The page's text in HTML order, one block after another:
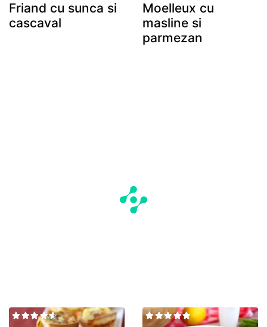
Friand cu sunca si
cascaval
Moelleux cu
masline si
parmezan